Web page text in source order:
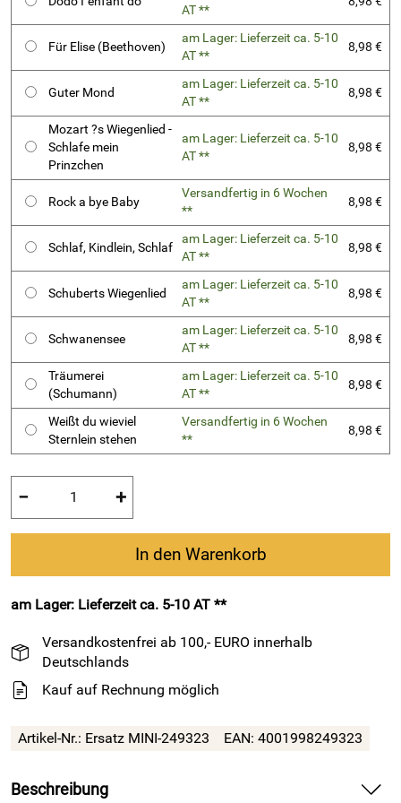
AT **
Für Elise (Beethoven)
am Lager: Lieferzeit ca. 5-10
AT **
8,98 €
Guter Mond
am Lager: Lieferzeit ca. 5-10
AT **
8,98 €
Mozart ?s Wiegenlied -
Schlafe mein
Prinzchen
am Lager: Lieferzeit ca. 5-10
AT **
8,98 €
Rock a bye Baby
Versandfertig in 6 Wochen
**
8,98 €
Schlaf, Kindlein, Schlaf
am Lager: Lieferzeit ca. 5-10
AT **
8,98 €
Schuberts Wiegenlied
am Lager: Lieferzeit ca. 5-10
AT **
8,98 €
Schwanensee
am Lager: Lieferzeit ca. 5-10
AT **
8,98 €
Träumerei
(Schumann)
am Lager: Lieferzeit ca. 5-10
AT **
8,98 €
Weißt du wieviel
Sternlein stehen
Versandfertig in 6 Wochen
**
8,98 €
− +
In den Warenkorb
am Lager: Lieferzeit ca. 5-10 AT **
Versandkostenfrei ab 100,- EURO innerhalb
Deutschlands
Kauf auf Rechnung möglich
Artikel-Nr.: Ersatz MINI-249323 EAN: 4001998249323
Beschreibung